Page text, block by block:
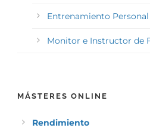
Entrenamiento Personal
Monitor e Instructor de
MÁSTERES ONLINE
Rendimiento